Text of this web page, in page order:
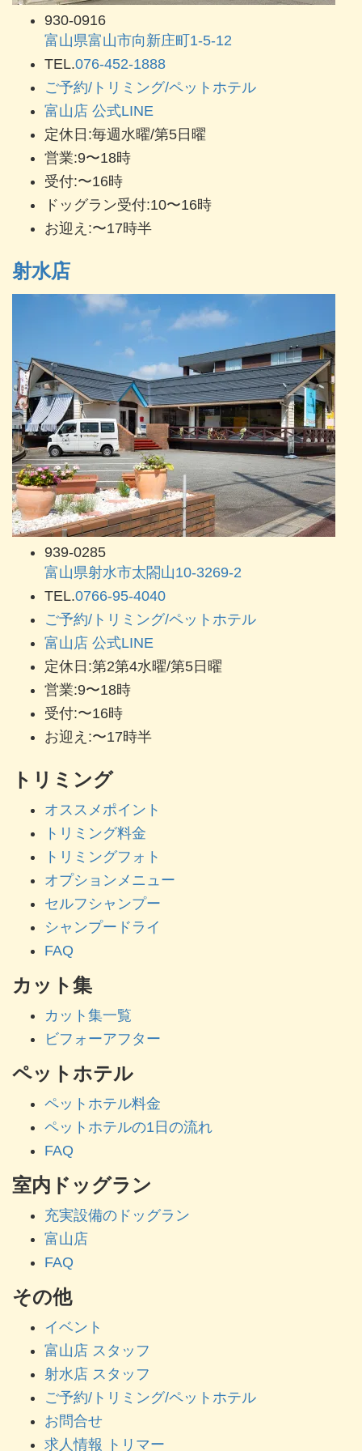
930-0916
富山県富山市向新庄町1-5-12
TEL.076-452-1888
ご予約/トリミング/ペットホテル
富山店 公式LINE
定休日:毎週水曜/第5日曜
営業:9〜18時
受付:〜16時
ドッグラン受付:10〜16時
お迎え:〜17時半
射水店
939-0285
富山県射水市太閤山10-3269-2
TEL.0766-95-4040
ご予約/トリミング/ペットホテル
富山店 公式LINE
定休日:第2第4水曜/第5日曜
営業:9〜18時
受付:〜16時
お迎え:〜17時半
トリミング
オススメポイント
トリミング料金
トリミングフォト
オプションメニュー
セルフシャンプー
シャンプードライ
FAQ
カット集
カット集一覧
ビフォーアフター
ペットホテル
ペットホテル料金
ペットホテルの1日の流れ
FAQ
室内ドッグラン
充実設備のドッグラン
富山店
FAQ
その他
イベント
富山店 スタッフ
射水店 スタッフ
ご予約/トリミング/ペットホテル
お問合せ
求人情報 トリマー